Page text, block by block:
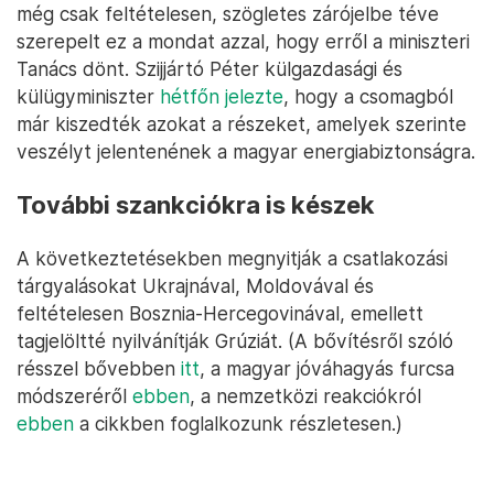
még csak feltételesen, szögletes zárójelbe téve
szerepelt ez a mondat azzal, hogy erről a miniszteri
Tanács dönt. Szijjártó Péter külgazdasági és
külügyminiszter hétfőn jelezte, hogy a csomagból
már kiszedték azokat a részeket, amelyek szerinte
veszélyt jelentenének a magyar energiabiztonságra.
További szankciókra is készek
A következtetésekben megnyitják a csatlakozási
tárgyalásokat Ukrajnával, Moldovával és
feltételesen Bosznia-Hercegovinával, emellett
tagjelöltté nyilvánítják Grúziát. (A bővítésről szóló
résszel bővebben itt, a magyar jóváhagyás furcsa
módszeréről ebben, a nemzetközi reakciókról
ebben a cikkben foglalkozunk részletesen.)